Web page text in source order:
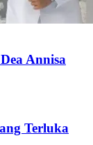
Annisa
Terluka